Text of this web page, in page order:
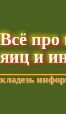
Всё про
яиц и
кладезь